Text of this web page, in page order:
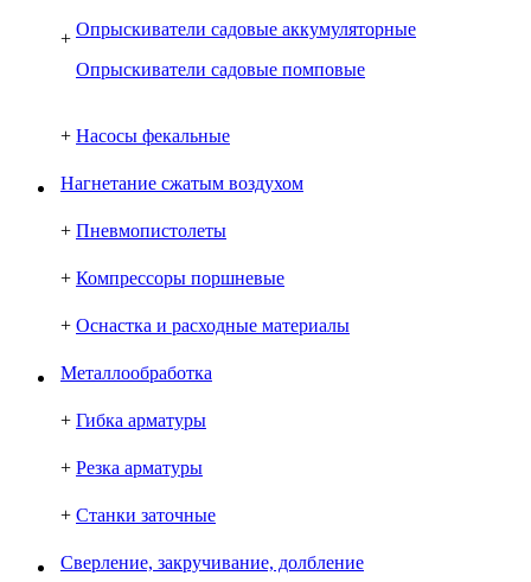
+ Опрыскиватели садовые аккумуляторные
Опрыскиватели садовые помповые
+ Насосы фекальные
Нагнетание сжатым воздухом
+ Пневмопистолеты
+ Компрессоры поршневые
+ Оснастка и расходные материалы
Металлообработка
+ Гибка арматуры
+ Резка арматуры
+ Станки заточные
Сверление, закручивание, долбление